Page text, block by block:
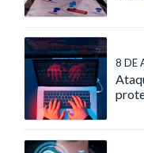
8 DE